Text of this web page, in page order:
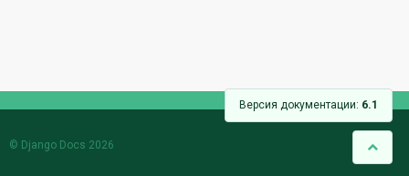
Версия документации: 6.1
© Django Docs 2026